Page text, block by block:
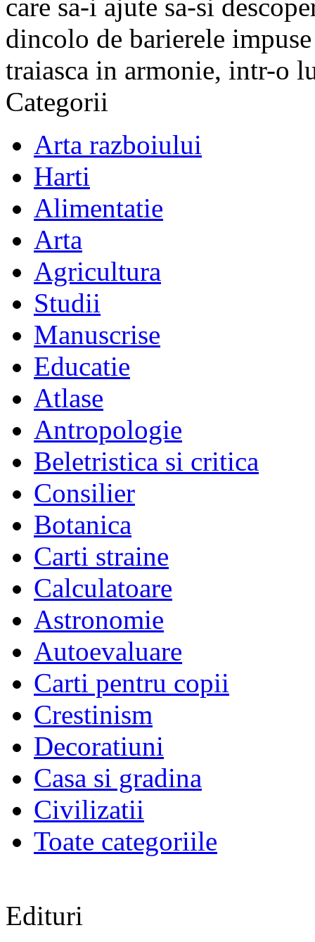
care sa-i ajute sa-si
dincolo de barierele
traiasca in armonie, intr-o
Categorii
Arta razboiului
Harti
Alimentatie
Arta
Agricultura
Studii
Manuscrise
Educatie
Atlase
Antropologie
Beletristica si critica
Consilier
Botanica
Carti straine
Calculatoare
Astronomie
Autoevaluare
Carti pentru copii
Crestinism
Decoratiuni
Casa si gradina
Civilizatii
Toate categoriile
Edituri